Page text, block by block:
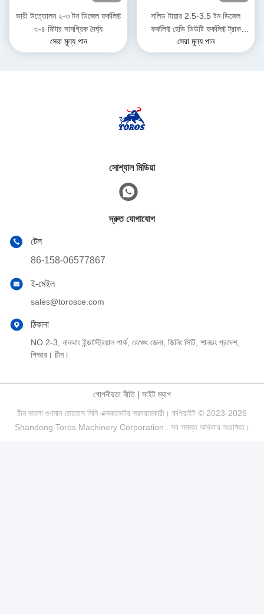
ভারী উত্তোলন ২-৩ টন ডিজেল ফর্কলিফ্ট
৩-৪ মিটার সামগ্রিক দৈর্ঘ্য
সেরা মূল্য পান
সলিড টায়ার 2.5-3.5 টন ডিজেল
ফর্কলিফ্ট হেভি ডিউটি ​​ফর্কলিফ্ট ট্রাক
গুদামের জন্য
সেরা মূল্য পান
সোশ্যাল মিডিয়া
দ্রুত যোগাযোগ
টেল
86-158-06577867
ই-মেইল
sales@torosce.com
ঠিকানা
NO.2-3, নানঝাং ইন্ডাস্ট্রিয়াল পার্ক, রেঞ্চেং জেলা, জিনিং সিটি, শানডং প্রদেশ,
পিআর। চীন।
গোপনীয়তা নীতি| সাইট ম্যাপ
চীন ভালো গুণমান তোরোস মিনি এক্সকাভেটর সরবরাহকারী। কপিরাইট © 2023-2026
Shandong Toros Machinery Corporation . সব সমস্ত অধিকার সংরক্ষিত।